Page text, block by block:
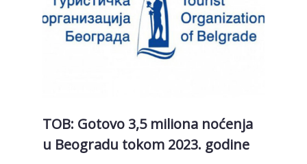
TOB: Gotovo 3,5 miliona noćenja
u Beogradu tokom 2023. godine